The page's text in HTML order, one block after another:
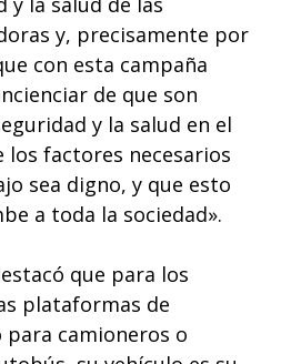
y, precisamente por
con esta campaña
de que son
y la salud en el
los factores necesarios
sea digno, y que esto
a toda la sociedad».
que para los
plataformas de
camioneros o